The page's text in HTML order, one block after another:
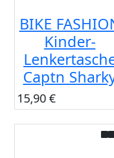
BIKE
Kinder-
Captn
15,90 €